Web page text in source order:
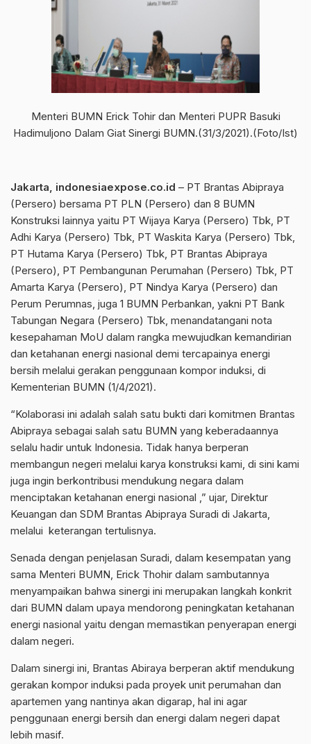
Menteri BUMN Erick Tohir dan Menteri PUPR Basuki
Hadimuljono Dalam Giat Sinergi BUMN.(31/3/2021).(Foto/Ist)
Jakarta, indonesiaexpose.co.id – PT Brantas Abipraya
(Persero) bersama PT PLN (Persero) dan 8 BUMN
Konstruksi lainnya yaitu PT Wijaya Karya (Persero) Tbk, PT
Adhi Karya (Persero) Tbk, PT Waskita Karya (Persero) Tbk,
PT Hutama Karya (Persero) Tbk, PT Brantas Abipraya
(Persero), PT Pembangunan Perumahan (Persero) Tbk, PT
Amarta Karya (Persero), PT Nindya Karya (Persero) dan
Perum Perumnas, juga 1 BUMN Perbankan, yakni PT Bank
Tabungan Negara (Persero) Tbk, menandatangani nota
kesepahaman MoU dalam rangka mewujudkan kemandirian
dan ketahanan energi nasional demi tercapainya energi
bersih melalui gerakan penggunaan kompor induksi, di
Kementerian BUMN (1/4/2021).
“Kolaborasi ini adalah salah satu bukti dari komitmen Brantas
Abipraya sebagai salah satu BUMN yang keberadaannya
selalu hadir untuk Indonesia. Tidak hanya berperan
membangun negeri melalui karya konstruksi kami, di sini kami
juga ingin berkontribusi mendukung negara dalam
menciptakan ketahanan energi nasional ,” ujar, Direktur
Keuangan dan SDM Brantas Abipraya Suradi di Jakarta,
melalui keterangan tertulisnya.
Senada dengan penjelasan Suradi, dalam kesempatan yang
sama Menteri BUMN, Erick Thohir dalam sambutannya
menyampaikan bahwa sinergi ini merupakan langkah konkrit
dari BUMN dalam upaya mendorong peningkatan ketahanan
energi nasional yaitu dengan memastikan penyerapan energi
dalam negeri.
Dalam sinergi ini, Brantas Abiraya berperan aktif mendukung
gerakan kompor induksi pada proyek unit perumahan dan
apartemen yang nantinya akan digarap, hal ini agar
penggunaan energi bersih dan energi dalam negeri dapat
lebih masif.